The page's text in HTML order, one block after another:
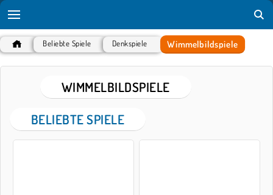
Beliebte Spiele Denkspiele Wimmelbildspiele
WIMMELBILDSPIELE
BELIEBTE SPIELE